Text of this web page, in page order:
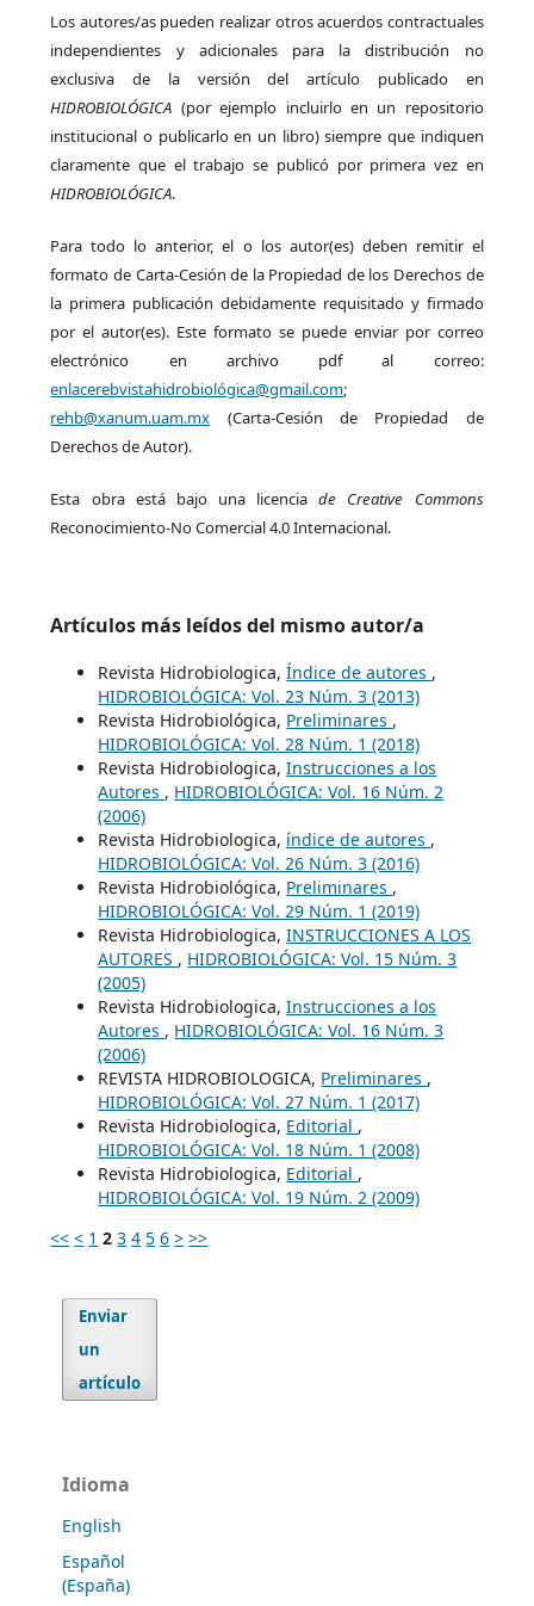
Los autores/as pueden realizar otros acuerdos contractuales
independientes y adicionales para la distribución no
exclusiva de la versión del artículo publicado en
HIDROBIOLÓGICA (por ejemplo incluirlo en un repositorio
institucional o publicarlo en un libro) siempre que indiquen
claramente que el trabajo se publicó por primera vez en
HIDROBIOLÓGICA.
Para todo lo anterior, el o los autor(es) deben remitir el
formato de Carta-Cesión de la Propiedad de los Derechos de
la primera publicación debidamente requisitado y firmado
por el autor(es). Este formato se puede enviar por correo
electrónico en archivo pdf al correo:
enlacerebvistahidrobiológica@gmail.com;
rehb@xanum.uam.mx (Carta-Cesión de Propiedad de
Derechos de Autor).
Esta obra está bajo una licenciade Creative Commons
Reconocimiento-No Comercial 4.0 Internacional.
Artículos más leídos del mismo autor/a
Revista Hidrobiologica,Índice de autores ,
HIDROBIOLÓGICA: Vol. 23 Núm. 3 (2013)
Revista Hidrobiológica, Preliminares ,
HIDROBIOLÓGICA: Vol. 28 Núm. 1 (2018)
Revista Hidrobiologica,Instrucciones a los
Autores , HIDROBIOLÓGICA: Vol. 16 Núm. 2
(2006)
Revista Hidrobiologica, índice de autores ,
HIDROBIOLÓGICA: Vol. 26 Núm. 3 (2016)
Revista Hidrobiológica, Preliminares ,
HIDROBIOLÓGICA: Vol. 29 Núm. 1 (2019)
Revista Hidrobiologica,INSTRUCCIONES A LOS
AUTORES , HIDROBIOLÓGICA: Vol. 15 Núm. 3
(2005)
Revista Hidrobiologica,Instrucciones a los
Autores , HIDROBIOLÓGICA: Vol. 16 Núm. 3
(2006)
REVISTA HIDROBIOLOGICA, Preliminares ,
HIDROBIOLÓGICA: Vol. 27 Núm. 1 (2017)
Revista Hidrobiologica, Editorial ,
HIDROBIOLÓGICA: Vol. 18 Núm. 1 (2008)
Revista Hidrobiologica, Editorial ,
HIDROBIOLÓGICA: Vol. 19 Núm. 2 (2009)
<< < 1 2 3 4 5 6 > >>
Enviar
un
artículo
Idioma
English
Español
(España)